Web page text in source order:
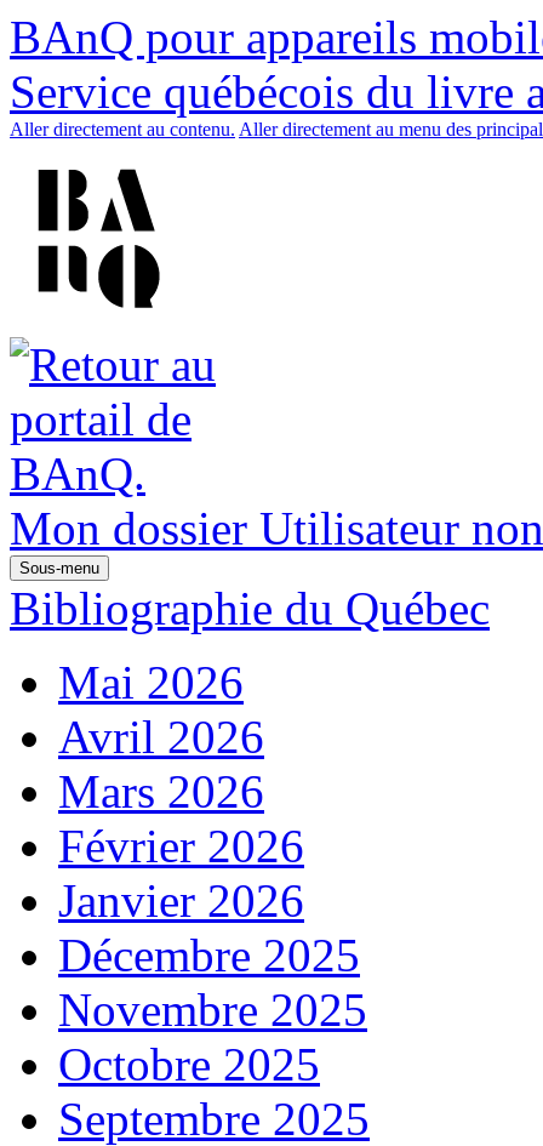
BAnQ pour appareils
Service québécois du livre
Aller directement au contenu. Aller directement au menu des
Mon dossier Utilisateur
Sous-menu
Bibliographie du Québec
Mai 2026
Avril 2026
Mars 2026
Février 2026
Janvier 2026
Décembre 2025
Novembre 2025
Octobre 2025
Septembre 2025